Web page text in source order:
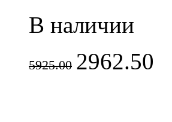
В наличии
5925.00 2962.50